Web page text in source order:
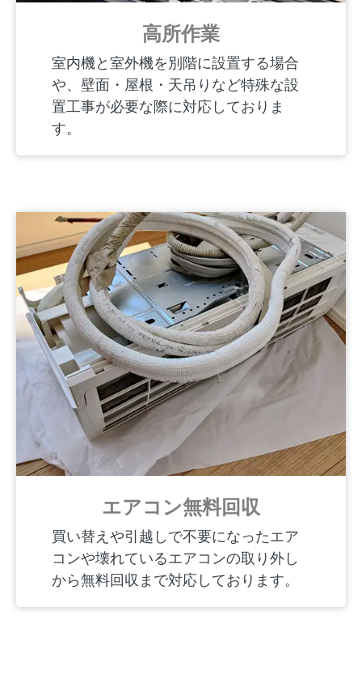
高所作業
室内機と室外機を別階に設置する場合
や、壁面・屋根・天吊りなど特殊な設
置工事が必要な際に対応しておりま
す。
エアコン無料回収
買い替えや引越しで不要になったエア
コンや壊れているエアコンの取り外し
から無料回収まで対応しております。